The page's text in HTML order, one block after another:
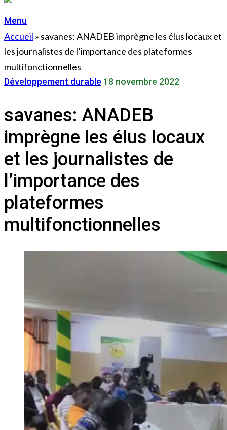
Menu
Accueil » savanes: ANADEB imprègne les élus locaux et
les journalistes de l’importance des plateformes
multifonctionnelles
Développement durable 18 novembre 2022
savanes: ANADEB
imprègne les élus locaux
et les journalistes de
l’importance des
plateformes
multifonctionnelles